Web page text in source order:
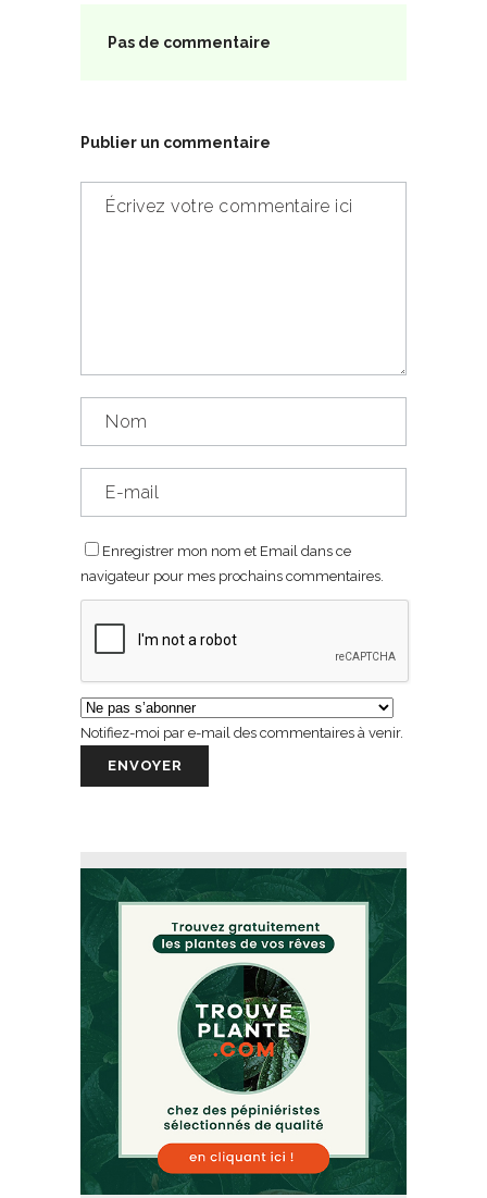
Pas de commentaire
Publier un commentaire
Enregistrer mon nom et Email dans ce
navigateur pour mes prochains commentaires.
Notifiez-moi par e-mail des commentaires à venir.